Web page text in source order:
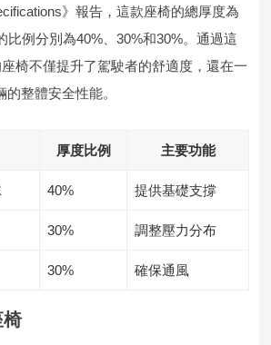
》報告，這款座椅的總厚度為
比例分別為40%、30%和30%。通過這
椅不僅提升了駕駛者的舒適度，還在一
整體安全性能。
厚度比例 主要功能
40% 提供基礎支撐
30% 調整壓力分布
30% 確保通風
椅